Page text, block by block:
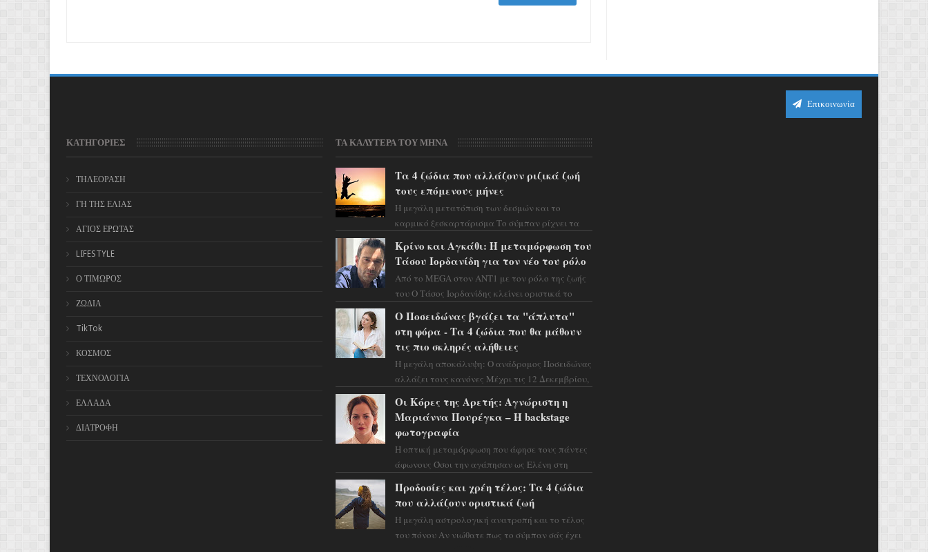
Επικοινωνία
ΚΑΤΗΓΟΡΙΕΣ
ΤΗΛΕΟΡΑΣΗ
ΓΗ ΤΗΣ ΕΛΙΑΣ
ΑΓΙΟΣ ΕΡΩΤΑΣ
LIFESTYLE
Ο ΤΙΜΩΡΟΣ
ΖΩΔΙΑ
TikTok
ΚΟΣΜΟΣ
ΤΕΧΝΟΛΟΓΙΑ
ΕΛΛΑΔΑ
ΔΙΑΤΡΟΦΗ
ΤΑ ΚΑΛΥΤΕΡΑ ΤΟΥ ΜΗΝΑ
Τα 4 ζώδια που αλλάζουν ριζικά ζωή
τους επόμενους μήνες
Η μεγάλη μετατόπιση των δεσμών και το
καρμικό ξεσκαρτάρισμα Το σύμπαν ρίχνει τα
προειδοποιεί: οι σελην...
Κρίνο και Αγκάθι: Η μεταμόρφωση του
Τάσου Ιορδανίδη για τον νέο του ρόλο
Από το MEGA στον ΑΝΤ1 με τον ρόλο της ζωής
του Ο Τάσος Ιορδανίδης κλείνει οριστικά το
Μόνο» ...
Ο Ποσειδώνας βγάζει τα "άπλυτα"
στη φόρα - Τα 4 ζώδια που θα μάθουν
τις πιο σκληρές αλήθειες
Η μεγάλη αποκάλυψη: Ο ανάδρομος Ποσειδώνας
αλλάζει τους κανόνες Μέχρι τις 12 Δεκεμβρίου,
μυστηρίου ...
Οι Κόρες της Αρετής: Αγνώριστη η
Μαριάννα Πουρέγκα – H backstage
φωτογραφία
Η οπτική μεταμόρφωση που άφησε τους πάντες
άφωνους Όσοι την αγάπησαν ως Ελένη στη
προετοιμαστο...
Προδοσίες και χρέη τέλος: Τα 4 ζώδια
που αλλάζουν οριστικά ζωή
Η μεγάλη αστρολογική ανατροπή και το τέλος
του πόνου Αν νιώθατε πως το σύμπαν σάς έχει